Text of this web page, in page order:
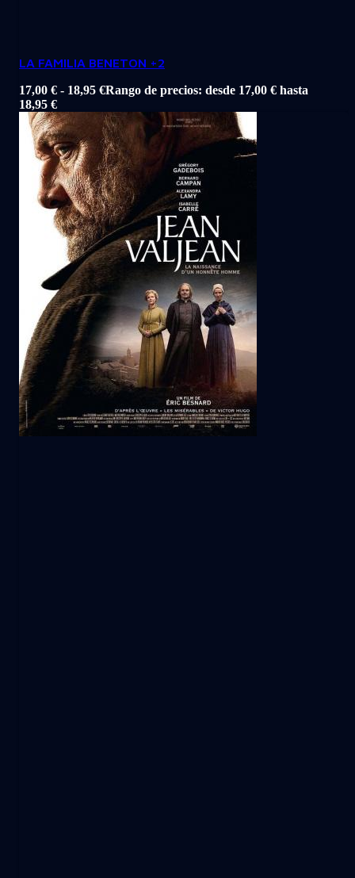
LA FAMILIA BENETON +2
17,00 € - 18,95 €Rango de precios: desde 17,00 € hasta
18,95 €